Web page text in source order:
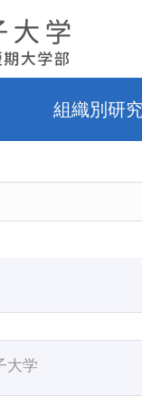
組織別研
大学